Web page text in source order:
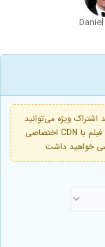
ویژه می‌توانید
هر 2 ساعت یک‌بار درخواست همگام‌سازی لینک‌های این فیلم با CDN اختصاصی
خواهید داشت